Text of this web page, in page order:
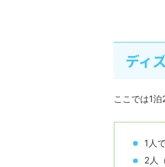
ディ
ここでは1
1人
2人